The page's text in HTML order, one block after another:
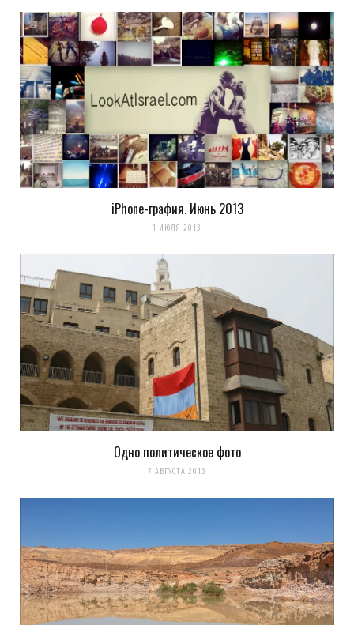
iPhone-графия. Июнь 2013
1 ИЮЛЯ 2013
Одно политическое фото
7 АВГУСТА 2013